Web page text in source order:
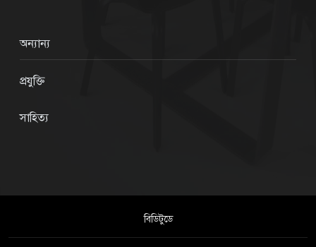
অন্যান্য
প্রযুক্তি
সাহিত্য
বিডিটুডে